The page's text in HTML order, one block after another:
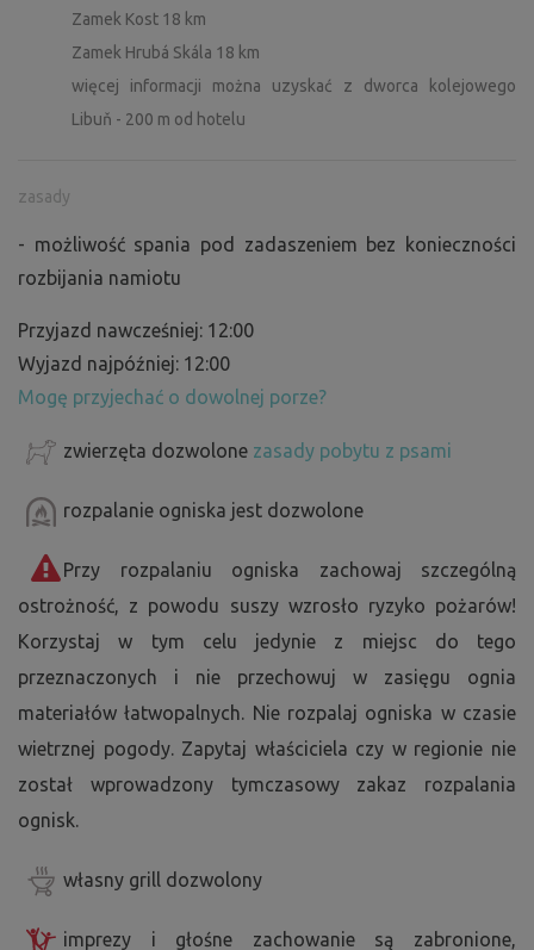
Zamek Kost 18 km
Zamek Hrubá Skála 18 km
więcej informacji można uzyskać z dworca kolejowego
Libuň - 200 m od hotelu
zasady
- możliwość spania pod zadaszeniem bez konieczności
rozbijania namiotu
Przyjazd nawcześniej: 12:00
Wyjazd najpóźniej: 12:00
Mogę przyjechać o dowolnej porze?
zwierzęta dozwolone zasady pobytu z psami
rozpalanie ogniska jest dozwolone
Przy rozpalaniu ogniska zachowaj szczególną
ostrożność, z powodu suszy wzrosło ryzyko pożarów!
Korzystaj w tym celu jedynie z miejsc do tego
przeznaczonych i nie przechowuj w zasięgu ognia
materiałów łatwopalnych. Nie rozpalaj ogniska w czasie
wietrznej pogody. Zapytaj właściciela czy w regionie nie
został wprowadzony tymczasowy zakaz rozpalania
ognisk.
własny grill dozwolony
imprezy i głośne zachowanie są zabronione,